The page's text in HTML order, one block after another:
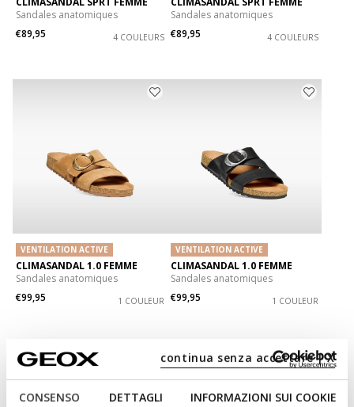
CONSENSO DETTAGLI INFORMAZIONI SUI COOKIE
continua senza accettare | X
Sandales anatomiques
€89,95
4 COULEURS
Sandales anatomiques
€89,95
4 COULEURS
VENTILATION ACTIVE
CLIMASANDAL 1.0 FEMME
Sandales anatomiques
€99,95
1 COULEUR
VENTILATION ACTIVE
CLIMASANDAL 1.0 FEMME
Sandales anatomiques
€99,95
1 COULEUR
Pour Lui: